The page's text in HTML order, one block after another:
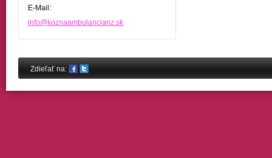
E-Mail:
info@koznaambulancianz.sk
Zdieľať na: Share on Facebook